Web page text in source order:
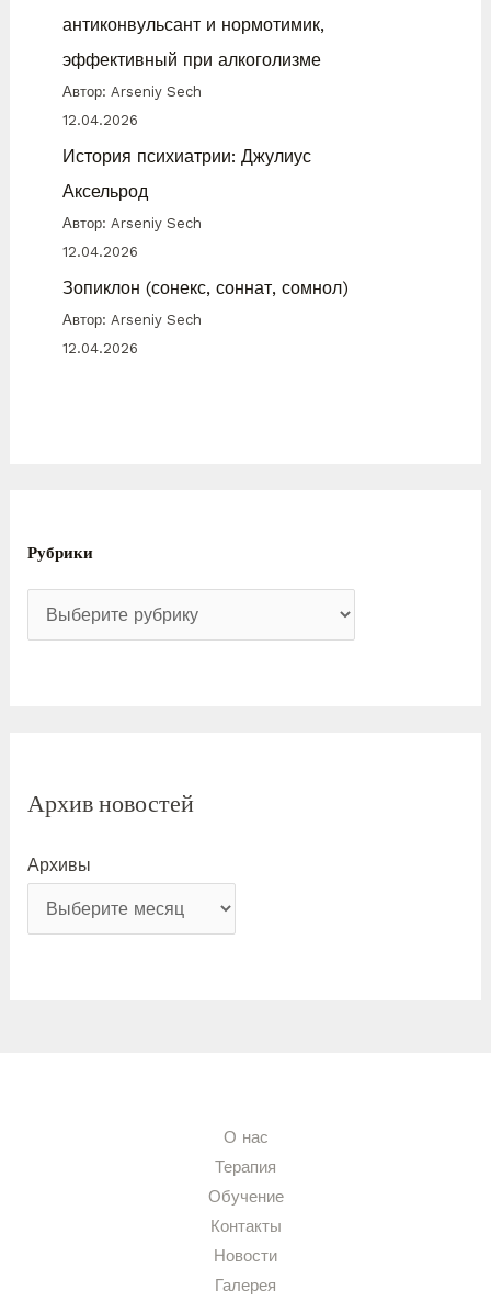
антиконвульсант и нормотимик,
эффективный при алкоголизме
Автор: Arseniy Sech
12.04.2026
История психиатрии: Джулиус
Аксельрод
Автор: Arseniy Sech
12.04.2026
Зопиклон (сонекс, соннат, сомнол)
Автор: Arseniy Sech
12.04.2026
Рубрики
Архив новостей
Архивы
О нас
Терапия
Обучение
Контакты
Новости
Галерея